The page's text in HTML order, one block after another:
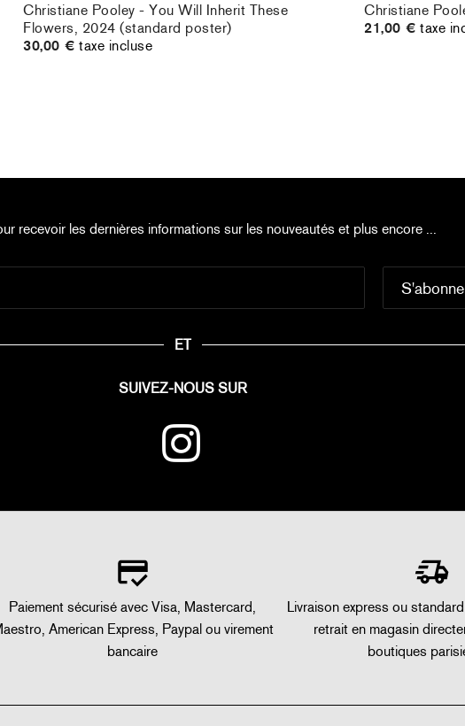
Christiane Pooley - You Will Inherit These
Flowers, 2024 (standard poster)
30,00 € taxe incluse
Christiane
21,00 € taxe
recevoir les dernières informations sur les nouveautés et plus encore ...
ET
SUIVEZ-NOUS SUR
Paiement sécurisé avec Visa, Mastercard,
American Express, Paypal ou virement
bancaire
Livraison express ou
retrait en magasin
boutiques